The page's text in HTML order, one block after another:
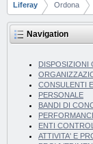
Liferay Ordona
Navigation
DISPOSIZIONI
CONSULENTI
PERSONALE
BANDI DI
ENTI
ATTIVITA' E